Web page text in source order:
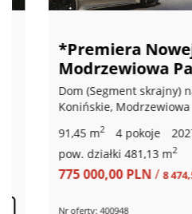
*Premiera Nowej
Modrzewiowa Park
Dom (Segment skrajny) na
Konińskie, Modrzewiowa
91,45 m2 4 pokoje
2027 rok
pow. działki 481,13 m2
775 000,00 PLN/8 474,58
Nr oferty: 400948